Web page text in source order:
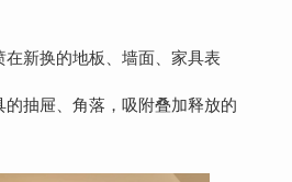
在新换的地板、墙面、家具表
抽屉、角落，吸附叠加释放的